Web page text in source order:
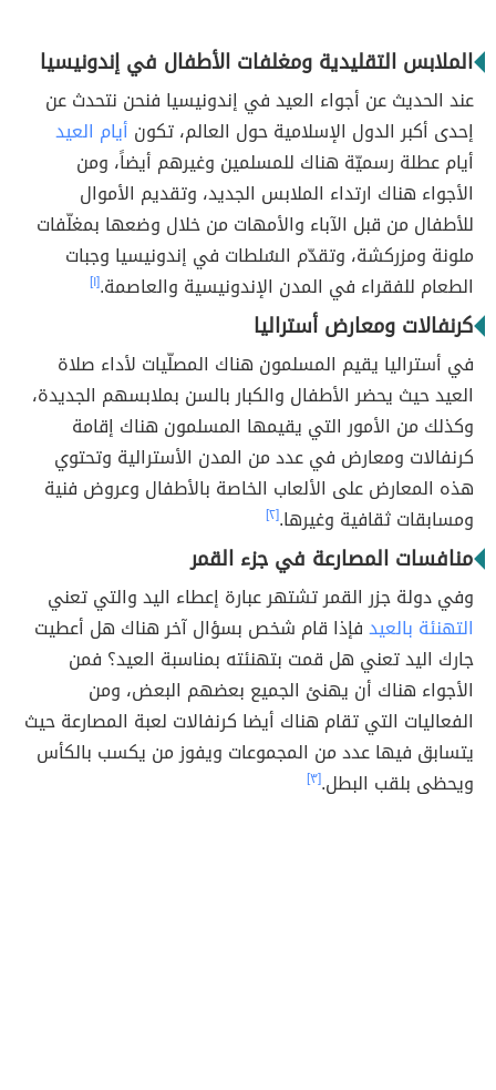
الملابس التقليدية ومغلفات الأطفال في إندونيسيا
عند الحديث عن أجواء العيد في إندونيسيا فنحن نتحدث عن
إحدى أكبر الدول الإسلامية حول العالم، تكون أيام العيد
أيام عطلة رسميّة هناك للمسلمين وغيرهم أيضاً، ومن
الأجواء هناك ارتداء الملابس الجديد، وتقديم الأموال
للأطفال من قبل الآباء والأمهات من خلال وضعها بمغلّفات
ملونة ومزركشة، وتقدّم السُلطات في إندونيسيا وجبات
الطعام للفقراء في المدن الإندونيسية والعاصمة.[١]
كرنفالات ومعارض أستراليا
في أستراليا يقيم المسلمون هناك المصلّيات لأداء صلاة
العيد حيث يحضر الأطفال والكبار بالسن بملابسهم الجديدة،
وكذلك من الأمور التي يقيمها المسلمون هناك إقامة
كرنفالات ومعارض في عدد من المدن الأسترالية وتحتوي
هذه المعارض على الألعاب الخاصة بالأطفال وعروض فنية
ومسابقات ثقافية وغيرها.[٢]
منافسات المصارعة في جزء القمر
وفي دولة جزر القمر تشتهر عبارة إعطاء اليد والتي تعني
التهنئة بالعيدفإذا قام شخص بسؤال آخر هناك هل أعطيت
جارك اليد تعني هل قمت بتهنئته بمناسبة العيد؟ فمن
الأجواء هناك أن يهنئ الجميع بعضهم البعض، ومن
الفعاليات التي تقام هناك أيضا كرنفالات لعبة المصارعة حيث
يتسابق فيها عدد من المجموعات ويفوز من يكسب بالكأس
ويحظى بلقب البطل.[٣]